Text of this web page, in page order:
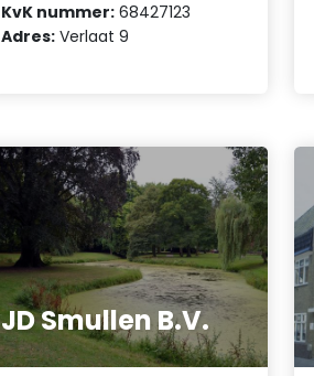
KvK nummer: 68427123
Adres: Verlaat 9
JD Smullen B.V.